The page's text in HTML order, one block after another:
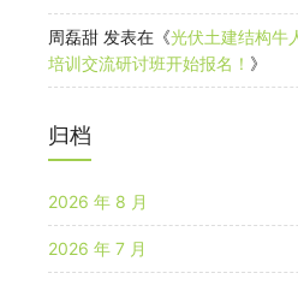
周磊甜 发表在《光伏土建结构牛
培训交流研讨班开始报名！ 》
归档
2026 年 8 月
2026 年 7 月